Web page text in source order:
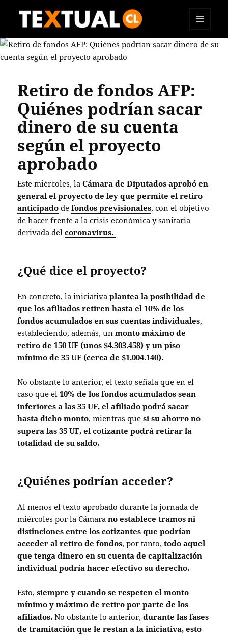
TEXTUAL
Y
Retiro de fondos AFP:
Quiénes podrían sacar
dinero de su cuenta
según el proyecto
aprobado
Este miércoles, laCámara de Diputados aprobó en
general el proyecto de ley que permite el retiro
anticipado defondos previsionales, con el objetivo
de hacer frente a la crisis económica y sanitaria
derivada delcoronavirus.
¿Qué dice el proyecto?
En concreto, la iniciativaplantea la posibilidad de
que los afiliados retiren hasta el 10% de los
fondos acumulados en sus cuentas individuales,
estableciendo, además, unmonto máximo de
retiro de 150 UF (unos $4.303.458) y un piso
mínimo de 35 UF (cerca de $1.004.140).
No obstante lo anterior, el texto señala que en el
caso que el 10% de los fondos acumulados sean
inferiores a las 35 UF, el afiliado podrá sacar
hasta dicho monto, mientras quesi su ahorro no
supera las 35 UF, el cotizante podrá retirar la
totalidad de su saldo.
¿Quiénes podrían acceder?
Al menos el texto aprobado durante la jornada de
miércoles por la Cámarano establece tramos ni
distinciones entre los cotizantes que podrían
acceder al retiro de fondos, por tanto,todo aquel
que tenga dinero en su cuenta de capitalización
individual podría hacer efectivo su derecho.
Esto,siempre y cuando se respeten el monto
mínimo y máximo de retiro por parte de los
afiliados. No obstante lo anterior,durante las fases
de tramitación que le restan a la iniciativa, esto